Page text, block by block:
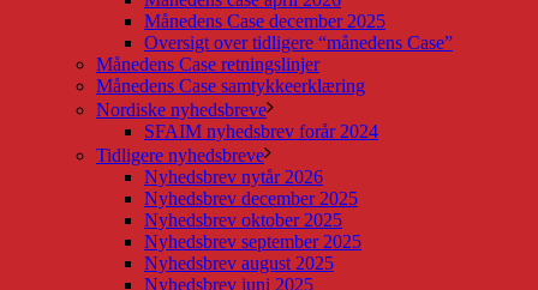
Månedens Case december 2025
Oversigt over tidligere “månedens Case”
Månedens Case retningslinjer
Månedens Case samtykkeerklæring
Nordiske nyhedsbreve
SFAIM nyhedsbrev forår 2024
Tidligere nyhedsbreve
Nyhedsbrev nytår 2026
Nyhedsbrev december 2025
Nyhedsbrev oktober 2025
Nyhedsbrev september 2025
Nyhedsbrev august 2025
Nyhedsbrev juni 2025